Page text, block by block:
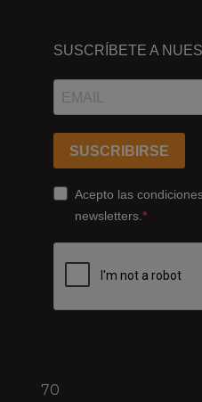
ESTAMOS
Ferrocarrils
Catalans
178,
Cornellà
08940
Barcelona
70
SUSCRÍBETE A
SUSCRIBIRSE
Acepto las
newsletters.